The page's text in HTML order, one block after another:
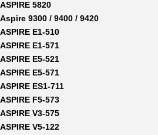
ASPIRE 5820
Aspire 9300 / 9400 / 9420
ASPIRE E1-510
ASPIRE E1-571
ASPIRE E5-521
ASPIRE E5-571
ASPIRE ES1-711
ASPIRE F5-573
ASPIRE V3-575
ASPIRE V5-122